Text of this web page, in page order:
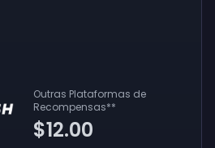
Outras Plataformas de
Recompensas**
$12.00